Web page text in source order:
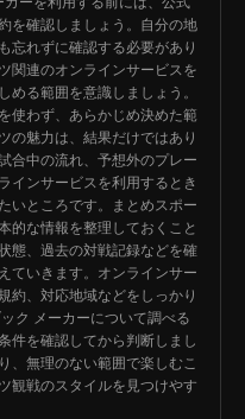
を確認しましょう。自分の地
忘れずに確認する必要があり
関連のオンラインサービスを
る範囲を意識しましょう。
使わず、あらかじめ決めた範
の魅力は、結果だけではあり
合中の流れ、予想外のプレー
インサービスを利用するとき
いところです。まとめスポー
的な情報を整理しておくこと
態、過去の対戦記録などを確
ていきます。オンラインサー
約、対応地域などをしっかり
ク メーカーについて調べる
件を確認してから判断しまし
、無理のない範囲で楽しむこ
観戦のスタイルを見つけやす